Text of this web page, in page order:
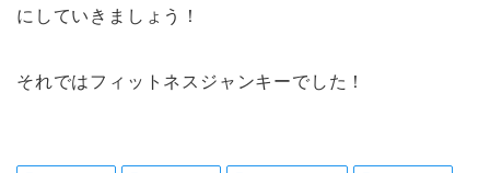
にしていきましょう！
それではフィットネスジャンキーでした！